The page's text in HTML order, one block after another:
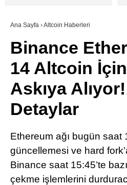
SÖZLÜK
Ana Sayfa ›Altcoin Haberleri
Binance
14 Altcoin
Askıya
Detaylar
Ethereum ağı bugün saat
güncellemesi ve hard
Binance saat 15:45’te
çekme işlemlerini